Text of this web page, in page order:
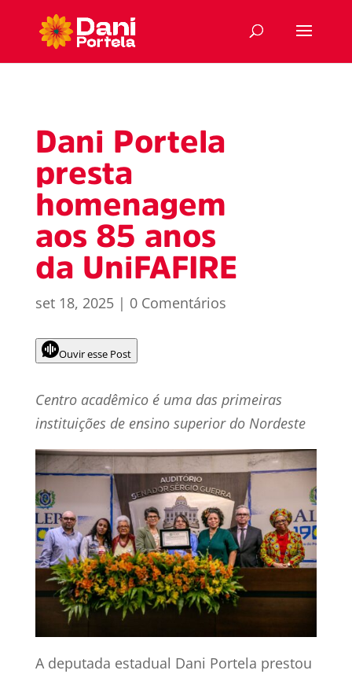
Dani Portela
presta
homenagem
aos 85 anos
da UniFAFIRE
set 18, 2025| 0 Comentários
Ouvir esse Post
Centro acadêmico é uma das primeiras
instituições de ensino superior do Nordeste
A deputada estadual Dani Portela prestou